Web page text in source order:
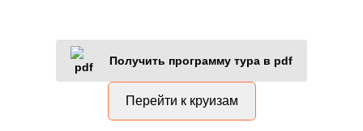
Получить программу тура в pdf
Перейти к круизам